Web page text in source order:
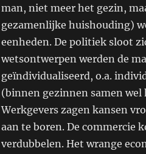
man, niet meer het gezin,
gezamenlijke huishouding)
eenheden. De politiek sloot
wetsontwerpen werden de
geïndividualiseerd, o.a.
(binnen gezinnen samen
Werkgevers zagen kansen
aan te boren. De commercie
verdubbelen. Het wrange